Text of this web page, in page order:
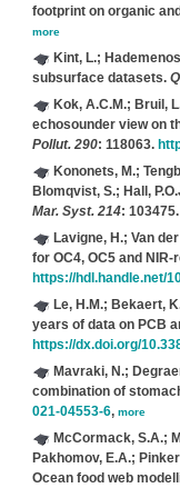
footprint on organic
more
Kint, L.;
subsurface datasets.
Kok, A.C.M.; Bruil,
echosounder view on
Pollut. 290: 118063.
Kononets, M.;
Blomqvist, S.; Hall,
Mar. Syst. 214: 103475.
Lavigne, H.; Van
for OC4, OC5 and
https://hdl.handle.net/
Le, H.M.; Bekaert,
years of data on PCB
https://dx.doi.org/
Mavraki, N.;
combination of
021-04553-6, more
McCormack, S.A.;
Pakhomov, E.A.;
Ocean food web